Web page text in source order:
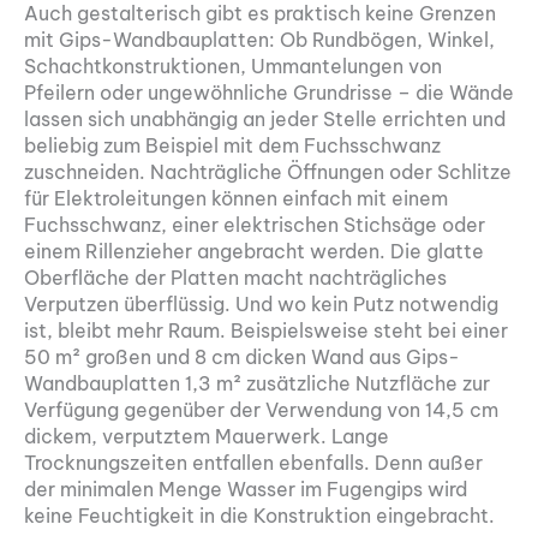
Auch gestalterisch gibt es praktisch keine Grenzen
mit Gips-Wandbauplatten: Ob Rundbögen, Winkel,
Schachtkonstruktionen, Ummantelungen von
Pfeilern oder ungewöhnliche Grundrisse – die Wände
lassen sich unabhängig an jeder Stelle errichten und
beliebig zum Beispiel mit dem Fuchsschwanz
zuschneiden. Nachträgliche Öffnungen oder Schlitze
für Elektroleitungen können einfach mit einem
Fuchsschwanz, einer elektrischen Stichsäge oder
einem Rillenzieher angebracht werden. Die glatte
Oberfläche der Platten macht nachträgliches
Verputzen überflüssig. Und wo kein Putz notwendig
ist, bleibt mehr Raum. Beispielsweise steht bei einer
50 m² großen und 8 cm dicken Wand aus Gips-
Wandbauplatten 1,3 m² zusätzliche Nutzfläche zur
Verfügung gegenüber der Verwendung von 14,5 cm
dickem, verputztem Mauerwerk. Lange
Trocknungszeiten entfallen ebenfalls. Denn außer
der minimalen Menge Wasser im Fugengips wird
keine Feuchtigkeit in die Konstruktion eingebracht.